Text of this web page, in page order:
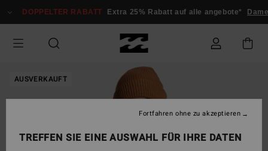
zur
springen
DOPPELTER RABATT Extra 25% Rabatt auf alle angebote* Damen
AUSVERKAUFT
TREFFEN SIE EINE AUSWAHL FÜR IHRE DATEN
Fortfahren ohne zu akzeptieren